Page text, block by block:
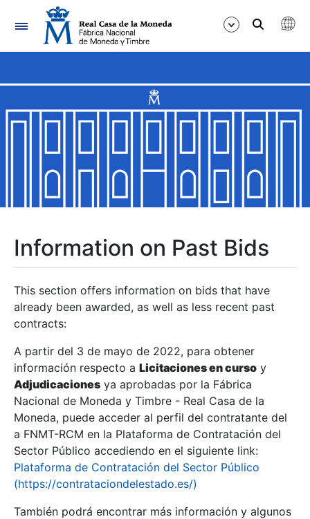
Navigation
Show/Hide
Show/Hide
Show/Hide
Show/Hide
Show/Hide
Information on Past Bids
This section offers information on bids that have
already been awarded, as well as less recent past
contracts:
A partir del 3 de mayo de 2022, para obtener
información respecto a Licitaciones en curso y
Adjudicaciones ya aprobadas por la Fábrica
Nacional de Moneda y Timbre - Real Casa de la
Moneda, puede acceder al perfil del contratante del
a FNMT-RCM en la Plataforma de Contratación del
Sector Público accediendo en el siguiente link:
Plataforma de Contratación del Sector Público
(https://contrataciondelestado.es/)
También podrá encontrar más información y algunos